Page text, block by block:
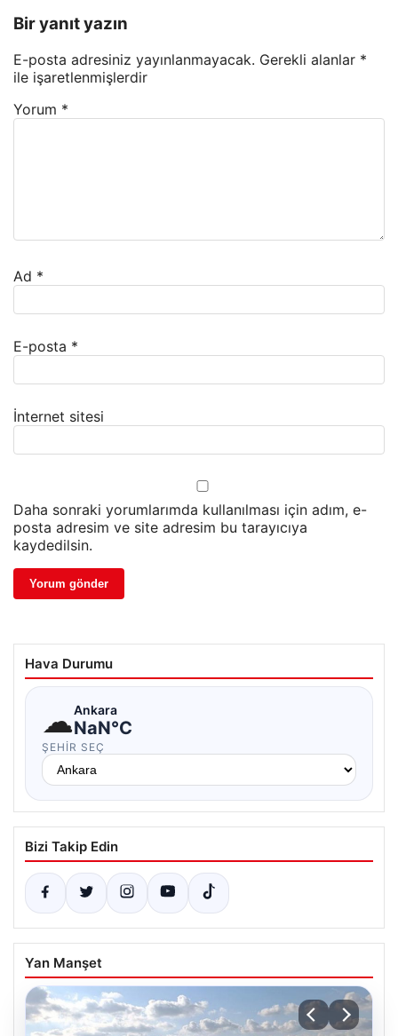
Bir yanıt yazın
E-posta adresiniz yayınlanmayacak. Gerekli alanlar *
ile işaretlenmişlerdir
Yorum *
Ad *
E-posta *
İnternet sitesi
Daha sonraki yorumlarımda kullanılması için adım, e-
posta adresim ve site adresim bu tarayıcıya
kaydedilsin.
Hava Durumu
☁Ankara
NaN°C
ŞEHIR SEÇ
Bizi Takip Edin
Yan Manşet